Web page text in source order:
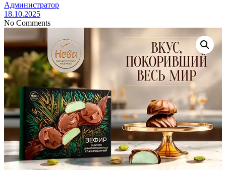
Администратор
18.10.2025
No Comments